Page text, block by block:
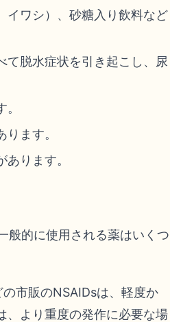
イワシ）、砂糖入り飲料など
て脱水症状を引き起こし、尿
ます。
ります。
般的に使用される薬はいくつ
市販のNSAIDsは、軽度か
、より重度の発作に必要な場